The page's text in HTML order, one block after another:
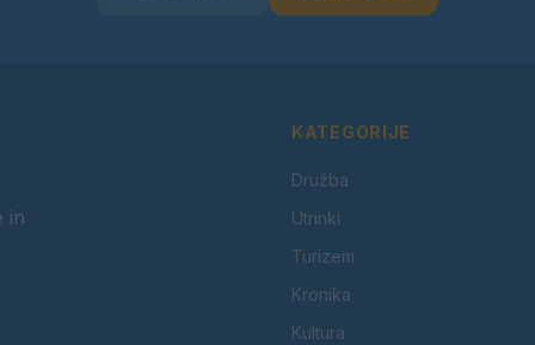
in
KATEGORIJE
Družba
Utrinki
Turizem
Kronika
Kultura